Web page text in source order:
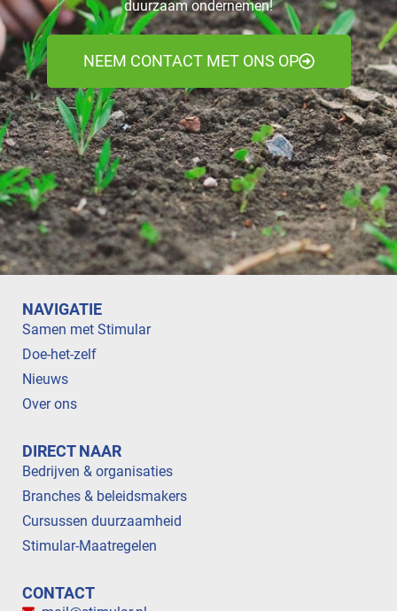
duurzaam ondernemen!
NEEM CONTACT MET ONS OP
NAVIGATIE
Samen met Stimular
Doe-het-zelf
Nieuws
Over ons
DIRECT NAAR
Bedrijven & organisaties
Branches & beleidsmakers
Cursussen duurzaamheid
Stimular-Maatregelen
CONTACT